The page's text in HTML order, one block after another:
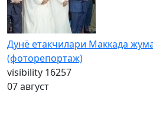
Дунё етакчилари Маккада
(фоторепортаж)
visibility 16257
07 август